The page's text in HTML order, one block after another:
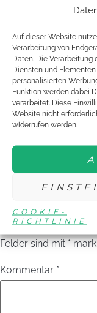
Auf dieser Website
Verarbeitung von
Daten. Die Verarbeitung
Diensten und
personalisierten
Funktion werden dabei
verarbeitet. Diese
Website nicht
widerrufen werden.
COOKIE-
RICHTLINIE
aufgegriffen und
Courage zu zeigen.
Das Ihlow-Team
Die Erlebnisse
auf derYOUNG-
verfolgt werden.
Deine E-Mail-
Felder sind mit*
Kommentar *